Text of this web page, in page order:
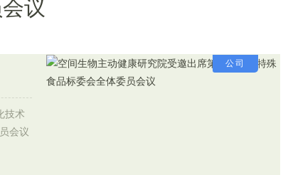
议
公司
技术
会议